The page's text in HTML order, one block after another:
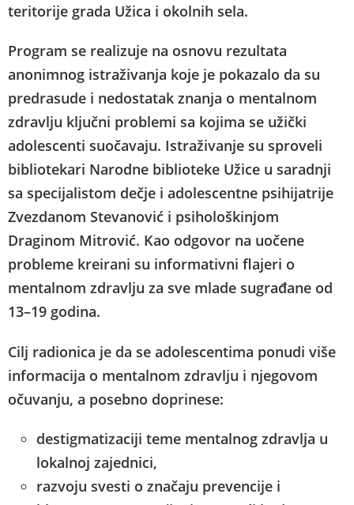
teritorije grada Užica i okolnih sela.
Program se realizuje na osnovu rezultata
anonimnog istraživanja koje je pokazalo da su
predrasude i nedostatak znanja o mentalnom
zdravlju ključni problemi sa kojima se užički
adolescenti suočavaju. Istraživanje su sproveli
bibliotekari Narodne biblioteke Užice u saradnji
sa specijalistom dečje i adolescentne psihijatrije
Zvezdanom Stevanović i psihološkinjom
Draginom Mitrović. Kao odgovor na uočene
probleme kreirani su informativni flajeri o
mentalnom zdravlju za sve mlade sugrađane od
13–19 godina.
Cilj radionica je da se adolescentima ponudi više
informacija o mentalnom zdravlju i njegovom
očuvanju, a posebno doprinese:
destigmatizaciji teme mentalnog zdravlja u
lokalnoj zajednici,
razvoju svesti o značaju prevencije i